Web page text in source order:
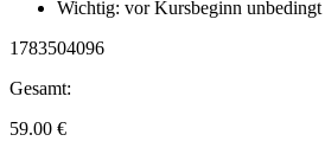
Wichtig: vor Kursbeginn unbedingt
1783504096
Gesamt:
59.00 €